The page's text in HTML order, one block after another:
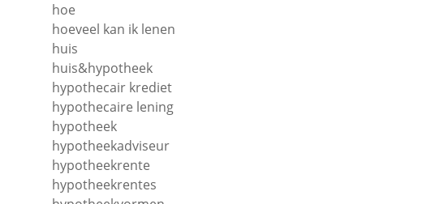
hoe
hoeveel kan ik lenen
huis
huis&hypotheek
hypothecair krediet
hypothecaire lening
hypotheek
hypotheekadviseur
hypotheekrente
hypotheekrentes